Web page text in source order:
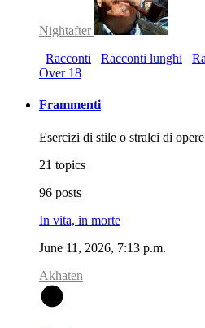
Nightafter
Racconti
Racconti lunghi
Over 18
Frammenti
Esercizi di stile o stralci di
21 topics
96 posts
In vita, in morte
June 11, 2026, 7:13 p.m.
Akhaten